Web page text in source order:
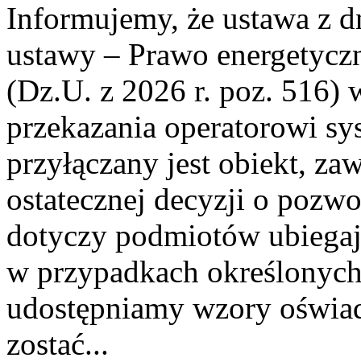
Informujemy, że ustawa z
ustawy – Prawo
(Dz.U. z 2026 r. poz. 516)
przekazania operatorowi
przyłączany jest obiekt,
ostatecznej decyzji o
dotyczy podmiotów
w przypadkach
udostępniamy wzory
zostać...